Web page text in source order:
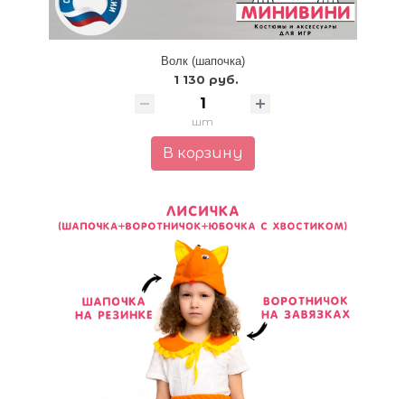
Волк (шапочка)
1 130 руб.
шт
В корзину